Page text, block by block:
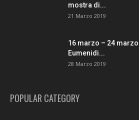
mostra di...
21 Marzo 2019
16 marzo – 24
Eumenidi...
28 Marzo 2019
POPULAR CATEGORY